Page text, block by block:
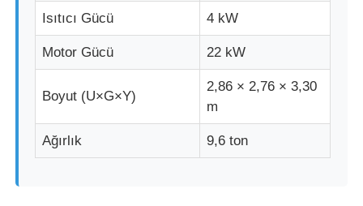
Haberler
Tüm servis talepleri
Teklif isteği
Isıtıcı Gücü 4 kW
Motor Gücü 22 kW
Boyut (U×G×Y)
2,86 × 2,76 × 3,30
m
Ağırlık 9,6 ton